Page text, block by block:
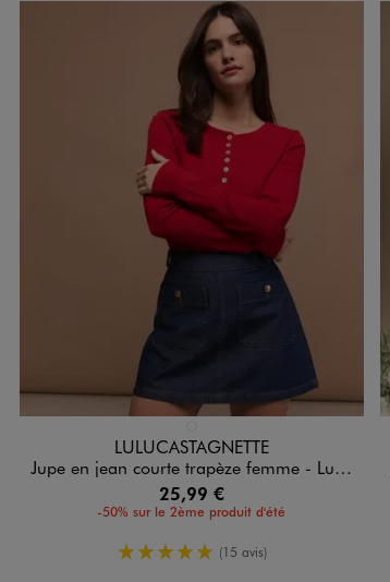
LULUCASTAGNETTE
Jupe en jean courte trapèze femme - LuluCastagnette
25,99 €
-50% sur le 2ème produit d'été
5/5 de moyenne
(15 avis)